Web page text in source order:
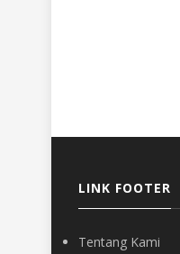
LINK FOOTER
Tentang Kami